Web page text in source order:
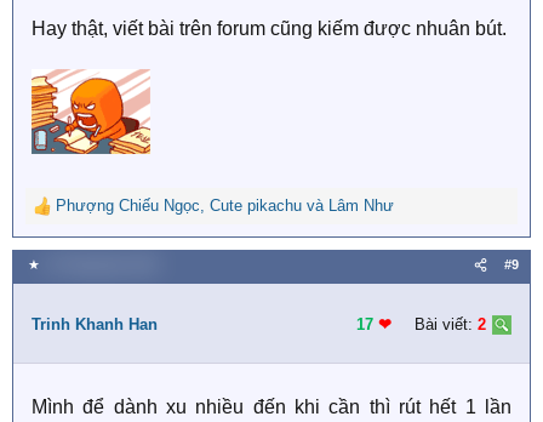
:Hay thật, viết bài trên forum cũng kiếm được nhuân bút.
R
e
a
c
i
n
:
Phượng Chiếu Ngọc, Cute pikachu và Lâm Như
★ #9
Trinh Khanh Han 17 ❤︎ Bài viết: 2
Mình để dành xu nhiều đến khi cần thì rút hết 1 lần